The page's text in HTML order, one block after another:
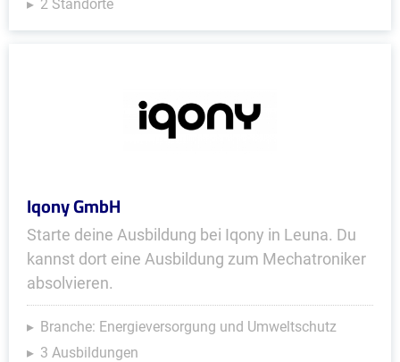
2 Standorte
Iqony GmbH
Starte deine Ausbildung bei Iqony in Leuna. Du
kannst dort eine Ausbildung zum Mechatroniker
absolvieren.
Branche: Energieversorgung und Umweltschutz
3 Ausbildungen